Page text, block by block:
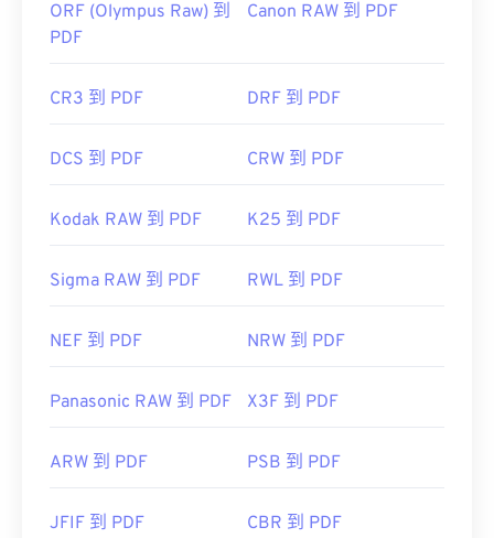
ORF (Olympus Raw) 到
PDF
Canon RAW 到 PDF
CR3 到 PDF DRF 到 PDF
DCS 到 PDF CRW 到 PDF
Kodak RAW 到 PDF K25 到 PDF
Sigma RAW 到 PDF RWL 到 PDF
NEF 到 PDF NRW 到 PDF
Panasonic RAW 到 PDF X3F 到 PDF
ARW 到 PDF PSB 到 PDF
JFIF 到 PDF CBR 到 PDF